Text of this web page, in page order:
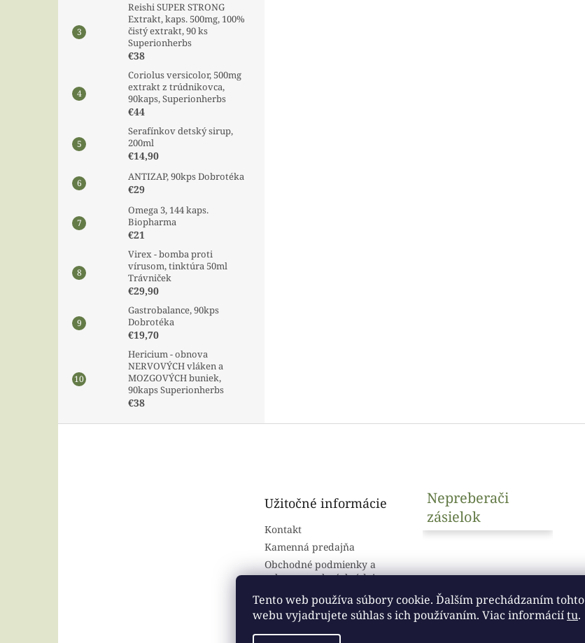
Tento web používa súbory cookie. Ďalším prechádzaním tohto
webu vyjadrujete súhlas s ich používaním. Viac informáciítu.
Reishi SUPER STRONG
Extrakt, kaps. 500mg, 100%
čistý extrakt, 90 ks
Superionherbs
€38
Coriolus versicolor, 500mg
extrakt z trúdnikovca,
90kaps, Superionherbs
€44
Serafínkov detský sirup,
200ml
€14,90
ANTIZAP, 90kps Dobrotéka
€29
Omega 3, 144 kaps.
Biopharma
€21
Virex - bomba proti
vírusom, tinktúra 50ml
Trávniček
€29,90
Gastrobalance, 90kps
Dobrotéka
€19,70
Hericium - obnova
NERVOVÝCH vláken a
MOZGOVÝCH buniek,
90kaps Superionherbs
€38
Užitočné informácie
Kontakt
Kamenná predajňa
Obchodné podmienky a
ochrana osobných údajov
Nepreberači
zásielok